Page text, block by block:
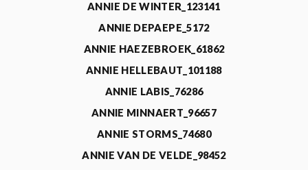
ANNIE DE WINTER_123141
ANNIE DEPAEPE_5172
ANNIE HAEZEBROEK_61862
ANNIE HELLEBAUT_101188
ANNIE LABIS_76286
ANNIE MINNAERT_96657
ANNIE STORMS_74680
ANNIE VAN DE VELDE_98452